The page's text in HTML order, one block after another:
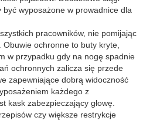
wyposażone w prowadnice dla
pracowników, nie pomijając
ochronne to buty kryte,
w przypadku gdy na nogę spadnie
ochronnych zalicza się przede
zapewniające dobrą widoczność
każdego z
kask zabezpieczający głowę.
czy większe restrykcje